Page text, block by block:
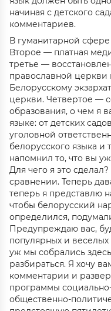
начиная с детского
комментариев.
В гуманитарной
Второе — платная
третье —
православной церкви
Белорусскому
церкви. Четвертое —
образования, о чем я
языке: от детских
уголовной
белорусского языка и
напомнил то, что вы
Для чего я это
сравнении. Теперь
теперь я представлю
чтобы белорусский
определился,
Предупреждаю вас,
популярных и
уж мы собрались
разбираться. Я хочу
комментарии и
программы
общественно-